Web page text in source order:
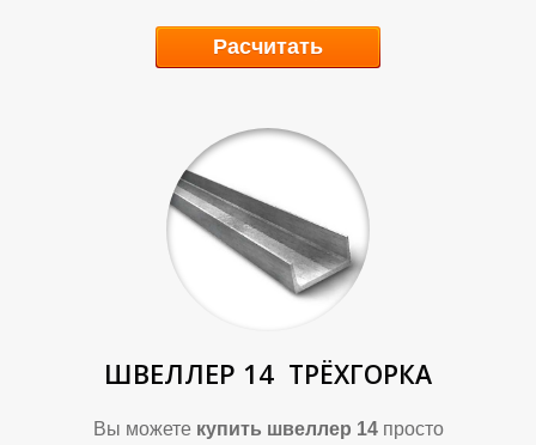
Р
Расчитать
ШВЕЛЛЕР 14 ТРЁХГОРКА
Вы можете купить швеллер 14просто
Р